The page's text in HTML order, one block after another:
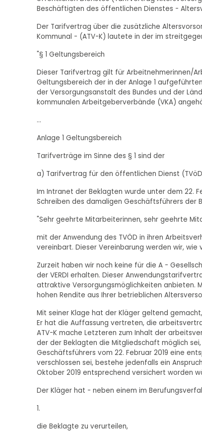
Beschäftigten des öffentlichen Dienstes -
Der Tarifvertrag über die zusätzliche
Kommunal - (ATV-K) lautete in der im
"§ 1 Geltungsbereich
Dieser Tarifvertrag gilt für Arbeitnehmerinnen/
Geltungsbereich der in der Anlage 1
der Versorgungsanstalt des Bundes und der
kommunalen Arbeitgeberverbände (VKA)
...
Anlage 1 Geltungsbereich
Tarifverträge im Sinne des § 1 sind der
a) Tarifvertrag für den öffentlichen Dienst
Im Intranet der Beklagten wurde unter dem 22.
Schreiben des damaligen Geschäftsführers der
"Sehr geehrte Mitarbeiterinnen, sehr geehrte
mit der Anwendung des TVÖD in ihren
vereinbart. Dieser Vereinbarung werden wir, wie
Zurzeit haben wir noch keine für die A -
der VERDI erhalten. Dieser
attraktive Versorgungsmöglichkeiten anbieten.
hohen Rendite aus Ihrer betrieblichen
Mit seiner Klage hat der Kläger geltend
Er hat die Auffassung vertreten, die
ATV-K mache Letzteren zum Inhalt der
der der Beklagten die Mitgliedschaft möglich
Geschäftsführers vom 22. Februar 2019 eine
verschlossen sei, bestehe jedenfalls ein
Oktober 2019 entsprechend versichert worden
Der Kläger hat - neben einem im
1.
die Beklagte zu verurteilen,